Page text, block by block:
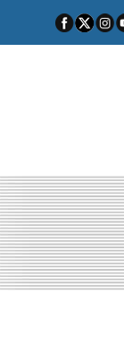
CARAPAZ
SU SCHMID E KOOIJ